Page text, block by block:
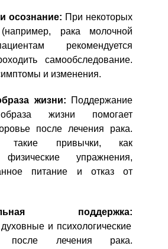
осознание: При некоторых
рака молочной
рекомендуется
самообследование.
и изменения.
жизни: Поддержание
жизни помогает
после лечения рака.
такие привычки, как
физические упражнения,
питание и отказ от
поддержка:
и психологические
после лечения рака.